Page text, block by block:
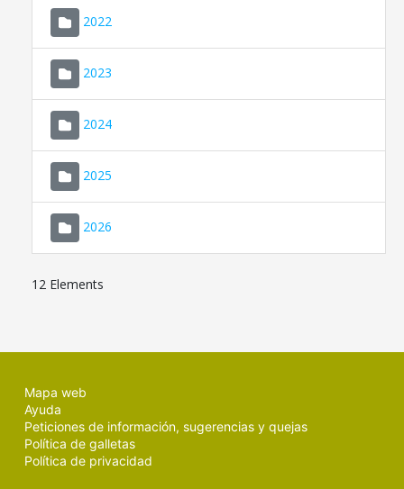
2022
2023
2024
2025
2026
12 Elements
Mapa web
Ayuda
Peticiones de información, sugerencias y quejas
Política de galletas
Política de privacidad